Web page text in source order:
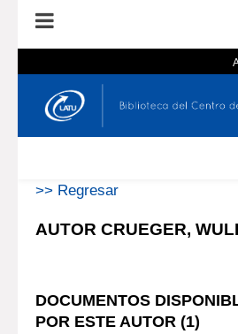
En el catálogo
>> Regresar
AUTOR CRUEGER,
DOCUMENTOS
POR ESTE AUTOR (1)